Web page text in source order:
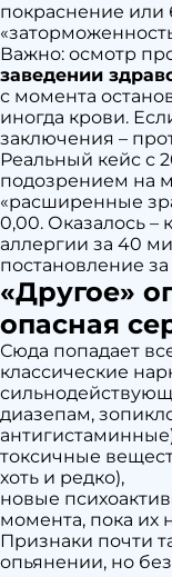
покраснение или
Важно: осмотр
заведении
с момента
иногда крови.
заключения –
Реальный кейс с
подозрением на
«расширенные
0,00. Оказалось –
аллергии за 40
постановление
«Другое»
опасная
Сюда попадает
классические
диазепам,
токсичные
хоть и редко),
новые
момента, пока их
Признаки почти
опьянении, но